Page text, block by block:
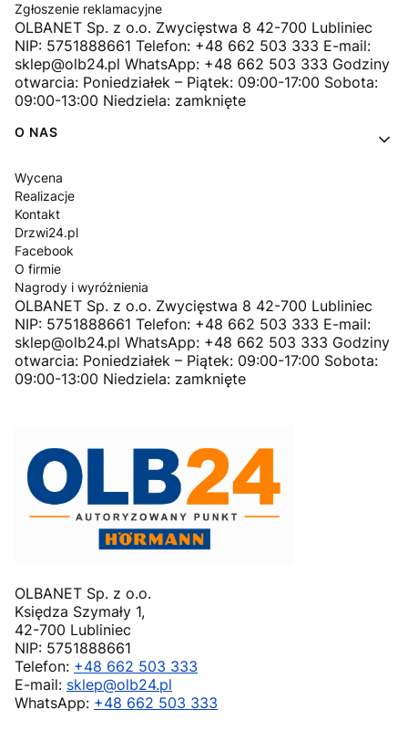
Zgłoszenie reklamacyjne
OLBANET Sp. z o.o. Zwycięstwa 8 42-700 Lubliniec
NIP: 5751888661 Telefon: +48 662 503 333 E-mail:
sklep@olb24.pl WhatsApp: +48 662 503 333 Godziny
otwarcia: Poniedziałek – Piątek: 09:00-17:00 Sobota:
09:00-13:00 Niedziela: zamknięte
O NAS
Wycena
Realizacje
Kontakt
Drzwi24.pl
Facebook
O firmie
Nagrody i wyróżnienia
OLBANET Sp. z o.o. Zwycięstwa 8 42-700 Lubliniec
NIP: 5751888661 Telefon: +48 662 503 333 E-mail:
sklep@olb24.pl WhatsApp: +48 662 503 333 Godziny
otwarcia: Poniedziałek – Piątek: 09:00-17:00 Sobota:
09:00-13:00 Niedziela: zamknięte
OLBANET Sp. z o.o.
Księdza Szymały 1,
42-700 Lubliniec
NIP: 5751888661
Telefon: +48 662 503 333
E-mail: sklep@olb24.pl
WhatsApp: +48 662 503 333